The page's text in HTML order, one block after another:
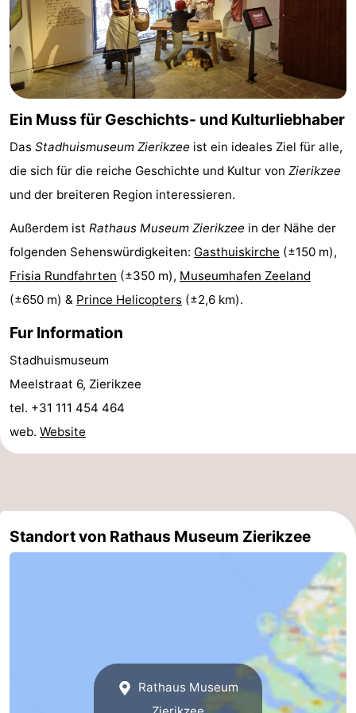
Schwimmbader
-
Radfahren
Wandern
-
Golfplatze
-
Surfen
Tauchen
Seehunden
trinken
Praktisch
Route
Parken
Reisebuchshop
Ein Muss für Geschichts- und Kulturliebhaber
Das Stadhuismuseum Zierikzee ist ein ideales Ziel für alle,
die sich für die reiche Geschichte und Kultur von Zierikzee
und der breiteren Region interessieren.
Außerdem ist Rathaus Museum Zierikzee in der Nähe der
folgenden Sehenswürdigkeiten: Gasthuiskirche (±150 m),
Frisia Rundfahrten (±350 m), Museumhafen Zeeland
(±650 m) & Prince Helicopters (±2,6 km).
Fur Information
Stadhuismuseum
Meelstraat 6, Zierikzee
tel. +31 111 454 464
web. Website
Standort von Rathaus Museum Zierikzee
Rathaus Museum